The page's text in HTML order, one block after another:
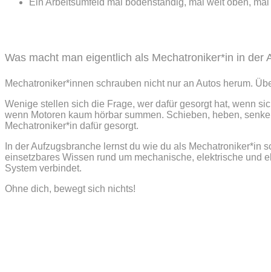
Was macht man eigentlich als Mechatroniker*in in der
Mechatroniker*innen schrauben nicht nur an Autos herum.
Wenige stellen sich die Frage, wer dafür gesorgt hat, wenn
wenn Motoren kaum hörbar summen. Schieben, heben,
Mechatroniker*in dafür gesorgt.
In der Aufzugsbranche lernst du wie du als
einsetzbares Wissen rund um mechanische, elektrische und
System verbindet.
Ohne dich, bewegt sich nichts!